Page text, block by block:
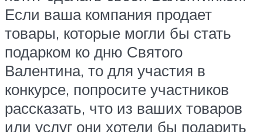
Если ваша компания продает
товары, которые могли бы стать
подарком ко дню Святого
Валентина, то для участия в
конкурсе, попросите участников
рассказать, что из ваших товаров
или услуг они хотели бы подарить